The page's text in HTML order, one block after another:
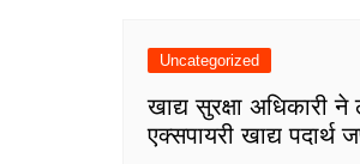
Uncategorized
खाद्य सुरक्षा अधिकारी
एक्सपायरी खाद्य पदार्थ